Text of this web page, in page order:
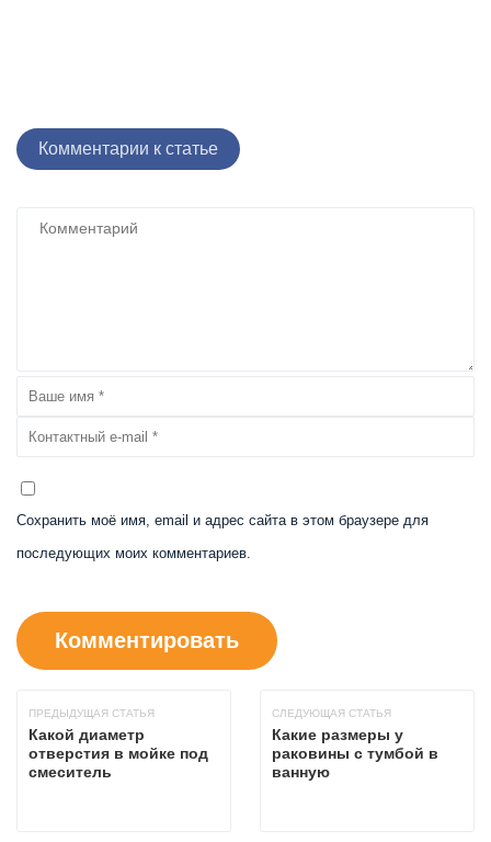
Комментарии к статье
Сохранить моё имя, email и адрес сайта в этом браузере для
последующих моих комментариев.
ПРЕДЫДУЩАЯ СТАТЬЯ
Какой диаметр
отверстия в мойке под
смеситель
СЛЕДУЮЩАЯ СТАТЬЯ
Какие размеры у
раковины с тумбой в
ванную